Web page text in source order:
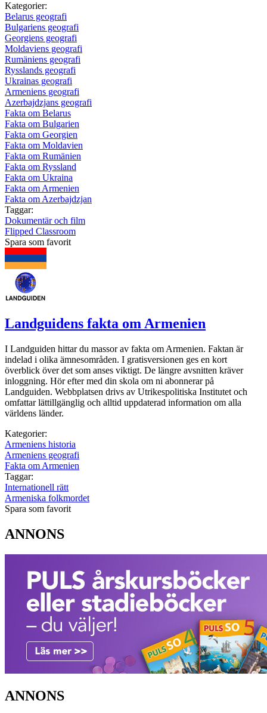
Kategorier:
Belarus geografi
Bulgariens geografi
Georgiens geografi
Moldaviens geografi
Rumäniens geografi
Rysslands geografi
Ukrainas geografi
Armeniens geografi
Azerbajdzjans geografi
Fakta om Belarus
Fakta om Bulgarien
Fakta om Georgien
Fakta om Moldavien
Fakta om Rumänien
Fakta om Ryssland
Fakta om Ukraina
Fakta om Armenien
Fakta om Azerbajdzjan
Taggar:
Dokumentär och film
Flipped Classroom
Spara som favorit
Landguidens fakta om Armenien
I Landguiden hittar du massor av fakta om Armenien. Faktan är
indelad i olika ämnesområden. I gratisversionen ges en kort
överblick över det som anses viktigt. De längre avsnitten kräver
inloggning. Hör efter med din skola om ni abonnerar på
Landguiden. Webbplatsen drivs av Utrikespolitiska Institutet och
omfattar lättillgänglig och alltid uppdaterad information om alla
världens länder.
Kategorier:
Armeniens historia
Armeniens geografi
Fakta om Armenien
Taggar:
Internationell rätt
Armeniska folkmordet
Spara som favorit
ANNONS
ANNONS